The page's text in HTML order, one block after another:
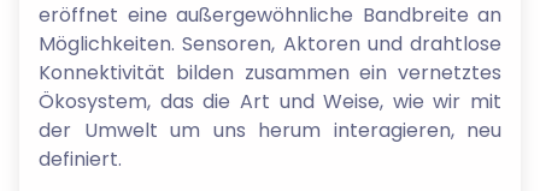
eröffnet eine außergewöhnliche Bandbreite an
Möglichkeiten. Sensoren, Aktoren und drahtlose
Konnektivität bilden zusammen ein vernetztes
Ökosystem, das die Art und Weise, wie wir mit
der Umwelt um uns herum interagieren, neu
definiert.